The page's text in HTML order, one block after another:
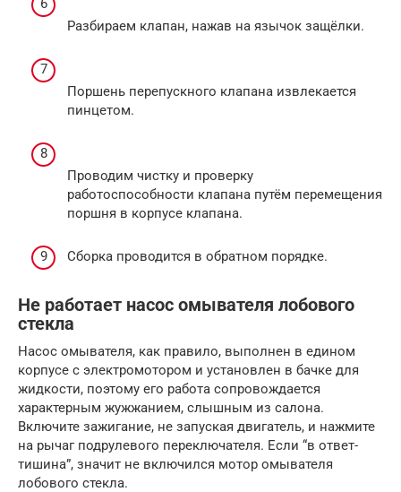
Разбираем клапан, нажав на язычок защёлки.
Поршень перепускного клапана извлекается
пинцетом.
Проводим чистку и проверку
работоспособности клапана путём перемещения
поршня в корпусе клапана.
Сборка проводится в обратном порядке.
Не работает насос омывателя лобового
стекла
Насос омывателя, как правило, выполнен в едином
корпусе с электромотором и установлен в бачке для
жидкости, поэтому его работа сопровождается
характерным жужжанием, слышным из салона.
Включите зажигание, не запуская двигатель, и нажмите
на рычаг подрулевого переключателя. Если “в ответ-
тишина”, значит не включился мотор омывателя
лобового стекла.